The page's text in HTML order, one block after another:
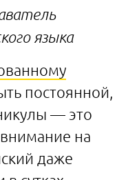
языка
постоянной,
— это
на
даже